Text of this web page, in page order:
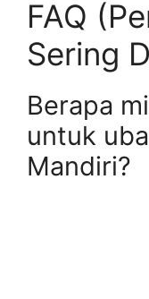
FAQ
Sering
Berapa
untuk
Mandiri?